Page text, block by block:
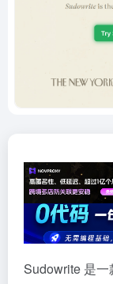
Sudowrite 是